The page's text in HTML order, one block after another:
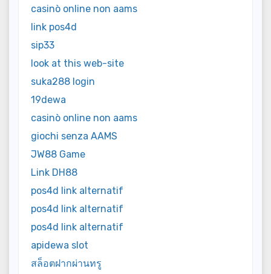
casinò online non aams
link pos4d
sip33
look at this web-site
suka288 login
19dewa
casinò online non aams
giochi senza AAMS
JW88 Game
Link DH88
pos4d link alternatif
pos4d link alternatif
pos4d link alternatif
apidewa slot
สล็อตฝากผ่านทรู